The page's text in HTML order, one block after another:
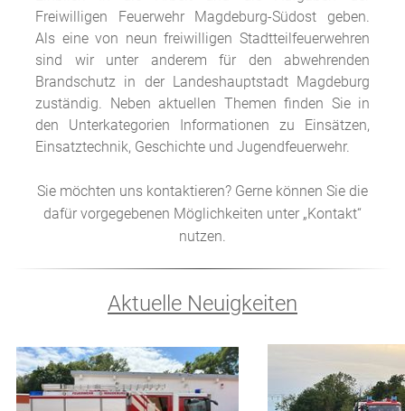
Freiwilligen Feuerwehr Magdeburg-Südost geben.
Als eine von neun freiwilligen Stadtteilfeuerwehren
sind wir unter anderem für den abwehrenden
Brandschutz in der Landeshauptstadt Magdeburg
zuständig. Neben aktuellen Themen finden Sie in
den Unterkategorien Informationen zu Einsätzen,
Einsatztechnik, Geschichte und Jugendfeuerwehr.
Sie möchten uns kontaktieren? Gerne können Sie die
dafür vorgegebenen Möglichkeiten unter „Kontakt“
nutzen.
Aktuelle Neuigkeiten